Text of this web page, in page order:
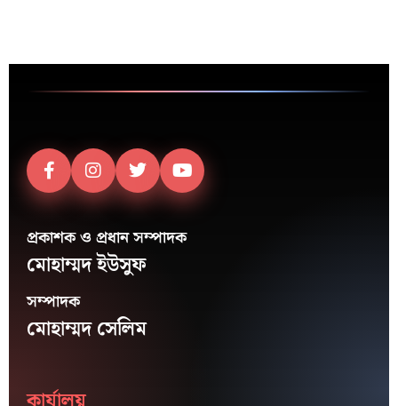
প্রকাশক ও প্রধান সম্পাদক
মোহাম্মদ ইউসুফ
সম্পাদক
মোহাম্মদ সেলিম